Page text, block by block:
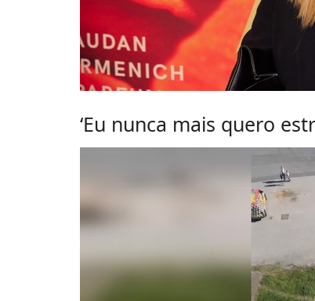
‘Eu nunca mais quero